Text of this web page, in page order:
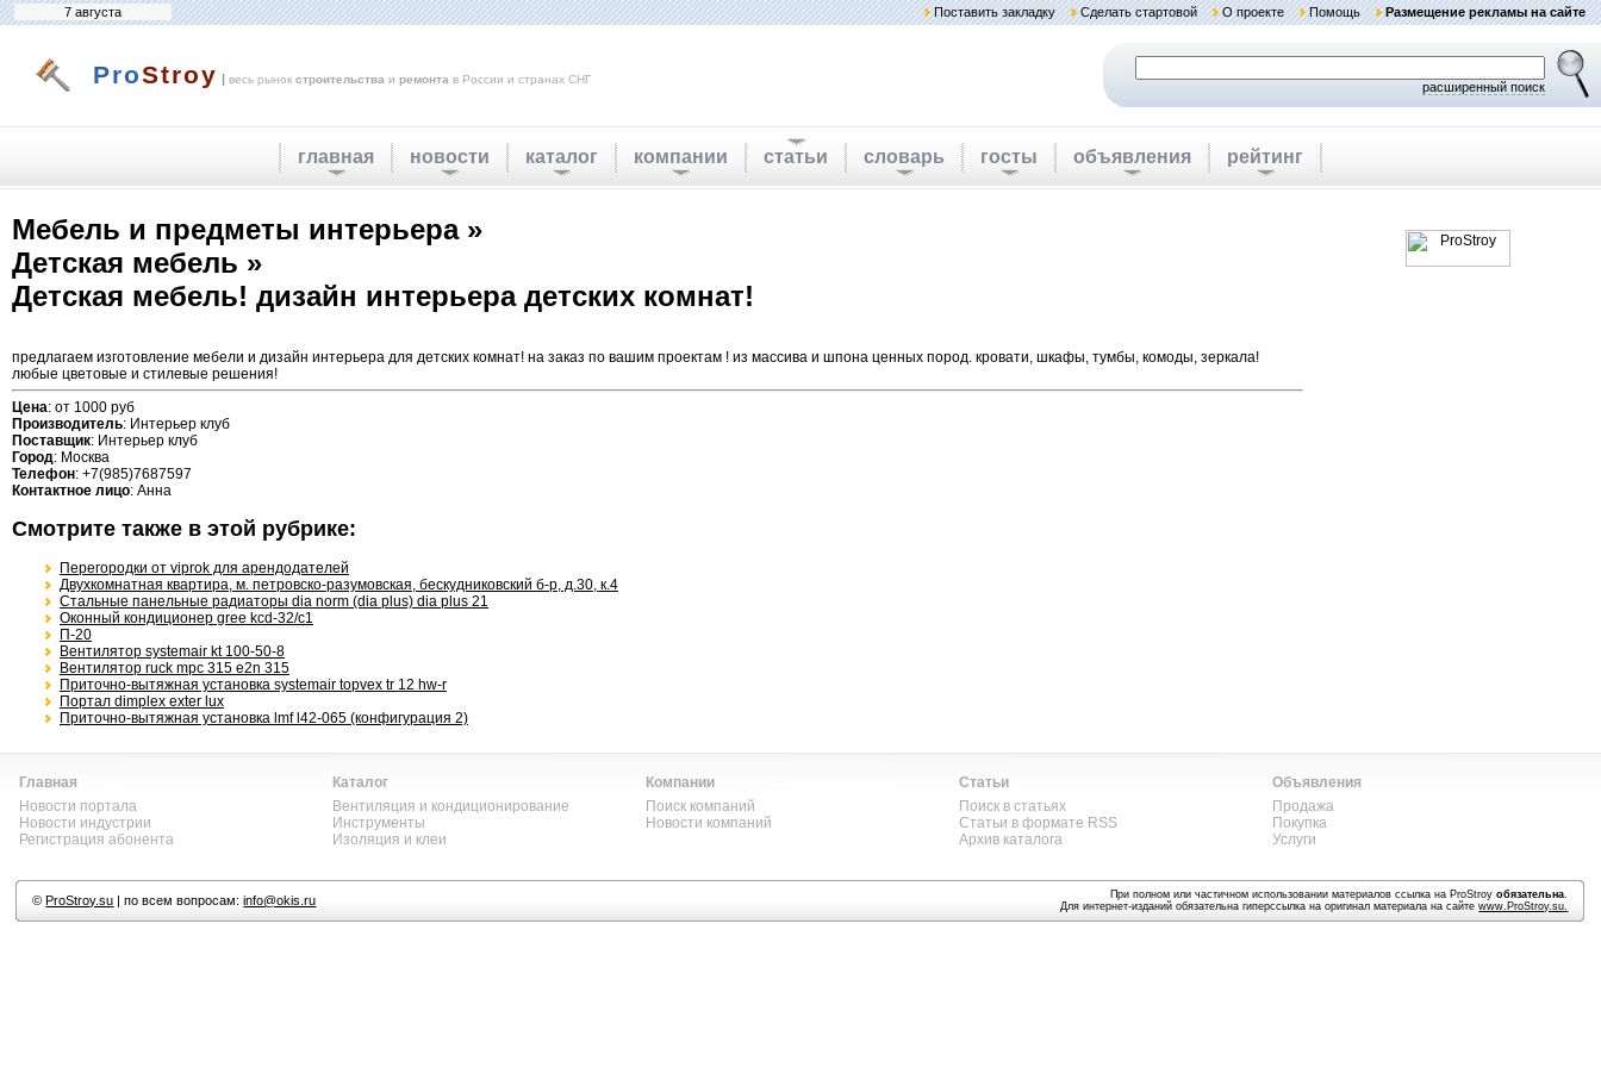
7 августа Поставить закладку Сделать стартовой О проекте Помощь Размещение рекламы на сайте
ProStroy | весь рынок строительства и ремонта в России и странах СНГ
расширенный поиск
главная новости каталог компании статьи словарь госты объявления рейтинг
Мебель и предметы интерьера »
Детская мебель »
Детская мебель! дизайн интерьера детских комнат!
предлагаем изготовление мебели и дизайн интерьера для детских комнат! на заказ по вашим проектам ! из массива и шпона ценных пород. кровати, шкафы, тумбы, комоды, зеркала!
любые цветовые и стилевые решения!
Цена: от 1000 руб
Производитель: Интерьер клуб
Поставщик: Интерьер клуб
Город: Москва
Телефон: +7(985)7687597
Контактное лицо: Анна
Смотрите также в этой рубрике:
Перегородки от viprok для арендодателей
Двухкомнатная квартира, м. петровско-разумовская, бескудниковский б-р, д.30, к.4
Стальные панельные радиаторы dia norm (dia plus) dia plus 21
Оконный кондиционер gree kcd-32/c1
П-20
Вентилятор systemair kt 100-50-8
Вентилятор ruck mpc 315 e2n 315
Приточно-вытяжная установка systemair topvex tr 12 hw-r
Портал dimplex exter lux
Приточно-вытяжная установка lmf l42-065 (конфигурация 2)
Главная
Новости портала
Новости индустрии
Регистрация абонента
Каталог
Вентиляция и кондиционирование
Инструменты
Изоляция и клеи
Компании
Поиск компаний
Новости компаний
Статьи
Поиск в статьях
Статьи в формате RSS
Архив каталога
Объявления
Продажа
Покупка
Услуги
©ProStroy.su | по всем вопросам:info@okis.ru При полном или частичном использовании материалов ссылка на ProStroyобязательна.
Для интернет-изданий обязательна гиперссылка на оригинал материала на сайтеwww.ProStroy.su.